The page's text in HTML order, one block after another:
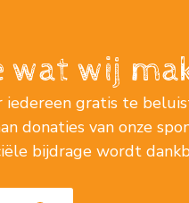
wat wij
iedereen gratis te
donaties van onze
bijdrage wordt